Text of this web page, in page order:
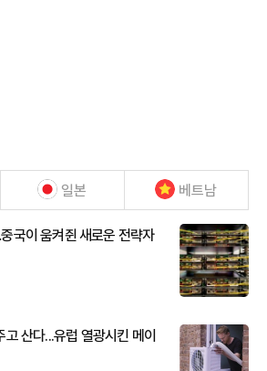
일본 베트남
국이 움켜쥔 새로운 전략자
산다...유럽 열광시킨 메이